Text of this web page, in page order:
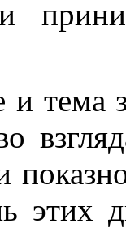
и тема
этих